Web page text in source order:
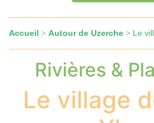
Accueil > Autour de Uzerche > Le
Rivières &
Le village